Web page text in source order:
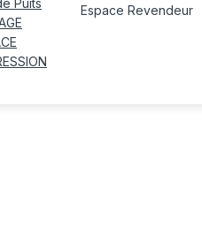
Puits
Espace Revendeur